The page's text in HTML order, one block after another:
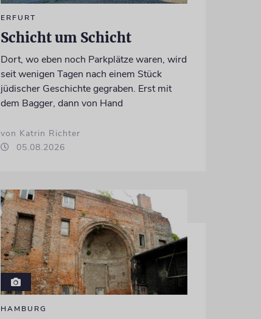
ERFURT
Schicht um Schicht
Dort, wo eben noch Parkplätze waren, wird
seit wenigen Tagen nach einem Stück
jüdischer Geschichte gegraben. Erst mit
dem Bagger, dann von Hand
von Katrin Richter
05.08.2026
HAMBURG